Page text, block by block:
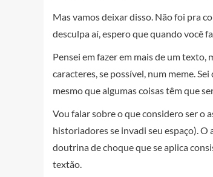
Mas vamos deixar disso. Não foi pra
desculpa aí, espero que quando você
Pensei em fazer em mais de um
caracteres, se possível, num meme.
mesmo que algumas coisas têm que
Vou falar sobre o que considero ser o
historiadores se invadi seu espaço). O
doutrina de choque que se aplica
textão.